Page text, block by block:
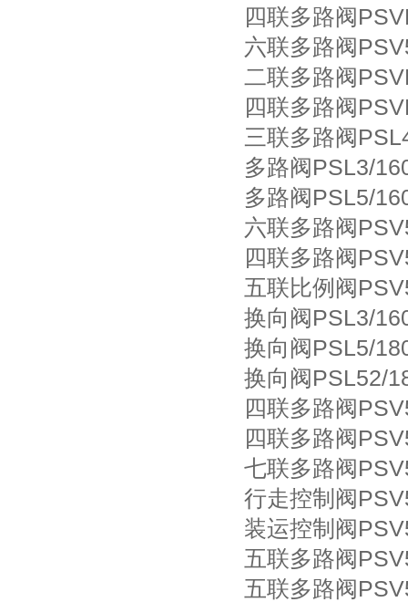
四联多路阀
六联多路阀
二联多路阀
四联多路阀
三联多路阀
多路阀PSL3/
多路阀PSL5/
六联多路阀
四联多路阀
五联比例阀
换向阀PSL3/
换向阀PSL5/
换向阀PSL52/
四联多路阀
四联多路阀
七联多路阀
行走控制阀
装运控制阀
五联多路阀
五联多路阀